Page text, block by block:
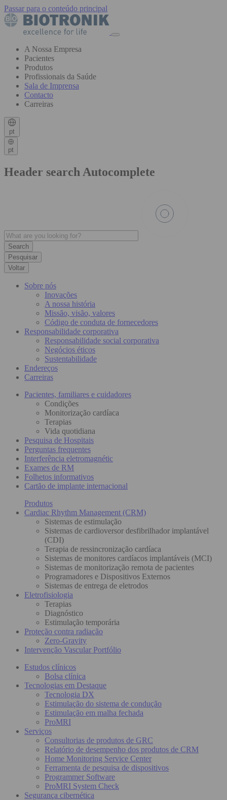
Passar para o conteúdo principal
A Nossa Empresa
Pacientes
Produtos
Profissionais da Saúde
Sala de Imprensa
Contacto
Carreiras
pt
pt
Header search Autocomplete
Pesquisar
Voltar
Sobre nós
Inovações
A nossa história
Missão, visão, valores
Código de conduta de fornecedores
Responsabilidade corporativa
Responsabilidade social corporativa
Negócios éticos
Sustentabilidade
Endereços
Carreiras
Pacientes, familiares e cuidadores
Condições
Monitorização cardíaca
Terapias
Vida quotidiana
Pesquisa de Hospitais
Perguntas frequentes
Interferência eletromagnétic
Exames de RM
Folhetos informativos
Cartão de implante internacional
Produtos
Cardiac Rhythm Management (CRM)
Sistemas de estimulação
Sistemas de cardioversor desfibrilhador implantável
(CDI)
Terapia de ressincronização cardíaca
Sistemas de monitores cardíacos implantáveis (MCI)
Sistemas de monitorização remota de pacientes
Programadores e Dispositivos Externos
Sistemas de entrega de eletrodos
Eletrofisiologia
Terapias
Diagnóstico
Estimulação temporária
Proteção contra radiação
Zero-Gravity
Intervenção Vascular Portfólio
Estudos clínicos
Bolsa clínica
Tecnologias em Destaque
Tecnologia DX
Estimulação do sistema de condução
Estimulação em malha fechada
ProMRI
Serviços
Consultorias de produtos de GRC
Relatório de desempenho dos produtos de CRM
Home Monitoring Service Center
Ferramenta de pesquisa de dispositivos
Programmer Software
ProMRI System Check
Segurança cibernética